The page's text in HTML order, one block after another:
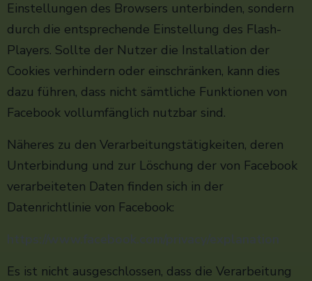
Einstellungen des Browsers unterbinden, sondern
durch die entsprechende Einstellung des Flash-
Players. Sollte der Nutzer die Installation der
Cookies verhindern oder einschränken, kann dies
dazu führen, dass nicht sämtliche Funktionen von
Facebook vollumfänglich nutzbar sind.
Näheres zu den Verarbeitungstätigkeiten, deren
Unterbindung und zur Löschung der von Facebook
verarbeiteten Daten finden sich in der
Datenrichtlinie von Facebook:
Es ist nicht ausgeschlossen, dass die Verarbeitung